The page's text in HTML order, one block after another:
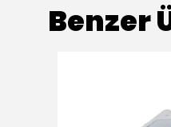
Benzer